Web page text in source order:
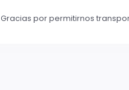
Gracias por permitirnos